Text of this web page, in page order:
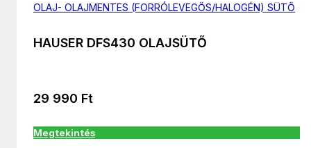
OLAJ- OLAJMENTES (FORRÓLEVEGŐS/HALOGÉN) SÜTŐ
HAUSER DFS430 OLAJSÜTŐ
29 990 Ft
Megtekintés